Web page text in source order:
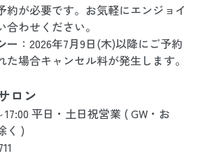
約が必要です。お気軽にエンジョイ
わせください。
ー ：2026年7月9日(木)以降にご予約
た場合キャンセル料が発生します。
ロン
17:00 平日・土日祝営業 ( GW・お
く )